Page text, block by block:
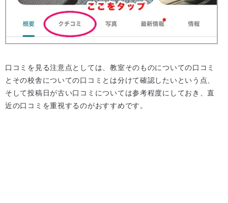
口コミを見る注意点としては、教室そのものについての口コミ
とその校舎についての口コミとは分けて確認したいという点、
そして投稿日が古い口コミについては参考程度にしておき、直
近の口コミを重視するのがおすすめです。